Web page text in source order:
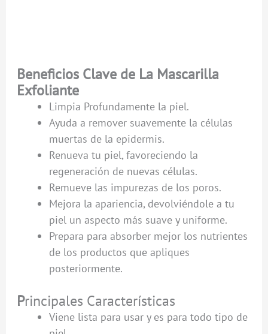
Beneficios Clave de La Mascarilla
Exfoliante
Limpia Profundamente la piel.
Ayuda a remover suavemente la células
muertas de la epidermis.
Renueva tu piel, favoreciendo la
regeneración de nuevas células.
Remueve las impurezas de los poros.
Mejora la apariencia, devolviéndole a tu
piel un aspecto más suave y uniforme.
Prepara para absorber mejor los nutrientes
de los productos que apliques
posteriormente.
Principales Características
Viene lista para usar y es para todo tipo de